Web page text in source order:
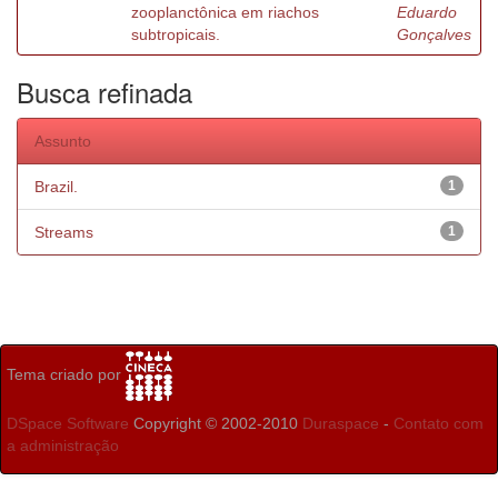
zooplanctônica em riachos
subtropicais.
Eduardo
Gonçalves
Busca refinada
Assunto
1
Brazil.
1
Streams
Tema criado por
DSpace Software Copyright © 2002-2010 Duraspace - Contato com
a administração